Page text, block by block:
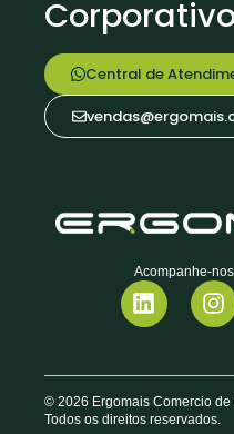
Central de
Acompanhe-
© 2026 Ergomais Comercio
Todos os direitos reservados.